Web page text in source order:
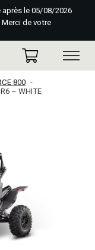
le 05/08/2026
de votre
800
– WHITE